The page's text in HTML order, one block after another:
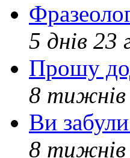
5 днів 23
Прошу
8 тижнів
Ви
8 тижнів